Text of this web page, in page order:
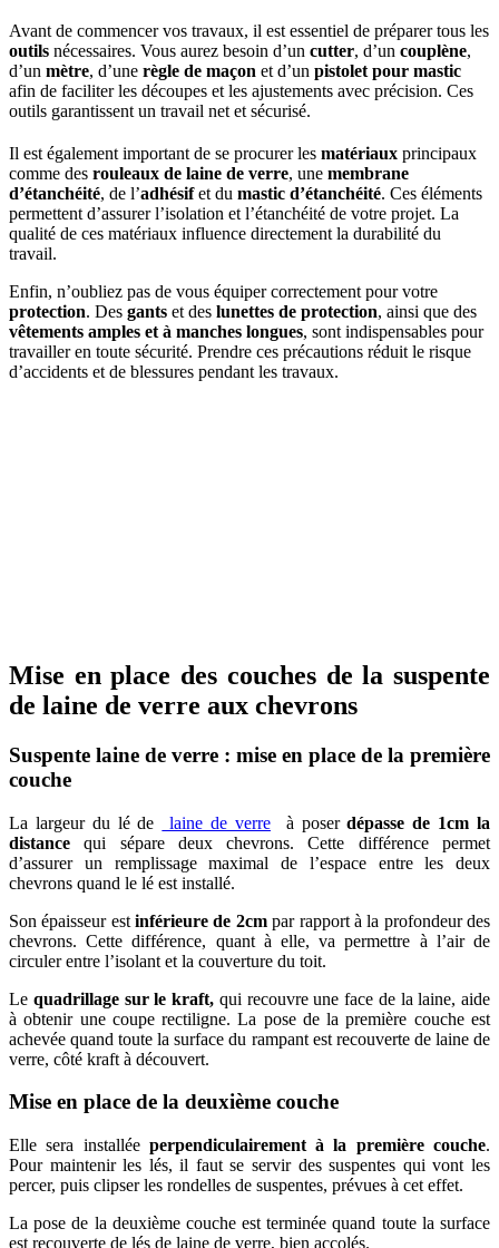
Avant de commencer vos travaux, il est essentiel de préparer tous les
outils nécessaires. Vous aurez besoin d’un cutter, d’un couplène,
d’un mètre, d’une règle de maçon et d’un pistolet pour mastic
afin de faciliter les découpes et les ajustements avec précision. Ces
outils garantissent un travail net et sécurisé.
Il est également important de se procurer les matériaux principaux
comme des rouleaux de laine de verre, une membrane
d’étanchéité, de l’adhésifet du mastic d’étanchéité. Ces éléments
permettent d’assurer l’isolation et l’étanchéité de votre projet. La
qualité de ces matériaux influence directement la durabilité du
travail.
Enfin, n’oubliez pas de vous équiper correctement pour votre
protection. Des gants et des lunettes de protection, ainsi que des
vêtements amples et à manches longues, sont indispensables pour
travailler en toute sécurité. Prendre ces précautions réduit le risque
d’accidents et de blessures pendant les travaux.
Mise en place des couches de la suspente
de laine de verre aux chevrons
Suspente laine de verre : mise en place de la première
couche
La largeur du lé de laine de verreà poserdépasse de 1cm la
distance qui sépare deux chevrons. Cette différence permet
d’assurer un remplissage maximal de l’espace entre les deux
chevrons quand le lé est installé.
Son épaisseur estinférieure de 2cmpar rapport à la profondeur des
chevrons. Cette différence, quant à elle, va permettre à l’air de
circuler entre l’isolant et la couverture du toit.
Le quadrillage sur le kraft, qui recouvre une face de la laine, aide
à obtenir une coupe rectiligne. La pose de la première couche est
achevée quand toute la surface du rampant est recouverte de laine de
verre, côté kraft à découvert.
Mise en place de la deuxième couche
Elle sera installée perpendiculairement à la première couche.
Pour maintenir les lés, il faut se servir des suspentes qui vont les
percer, puis clipser les rondelles de suspentes, prévues à cet effet.
La pose de la deuxième couche est terminée quand toute la surface
est recouverte de lés de laine de verre, bien accolés.